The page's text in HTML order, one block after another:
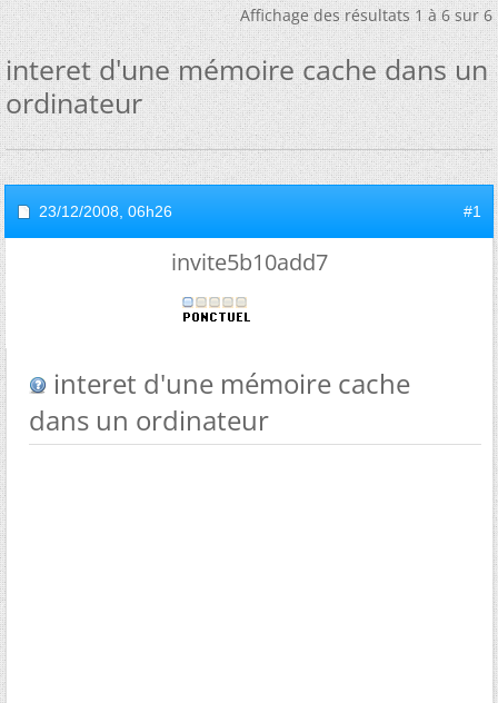
Affichage des résultats 1 à 6 sur 6
interet d'une mémoire cache dans un
ordinateur
23/12/2008, 06h26 #1
invite5b10add7
interet d'une mémoire cache
dans un ordinateur